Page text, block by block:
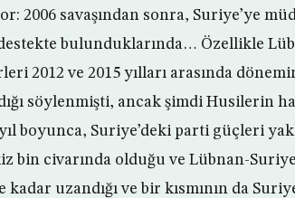
2006 savaşından sonra, Suriye’ye
bulunduklarında… Özellikle
2012 ve 2015 yılları arasında
söylenmişti, ancak şimdi Husilerin
boyunca, Suriye’deki parti güçleri
bin civarında olduğu ve Lübnan-Suriye
uzandığı ve bir kısmının da